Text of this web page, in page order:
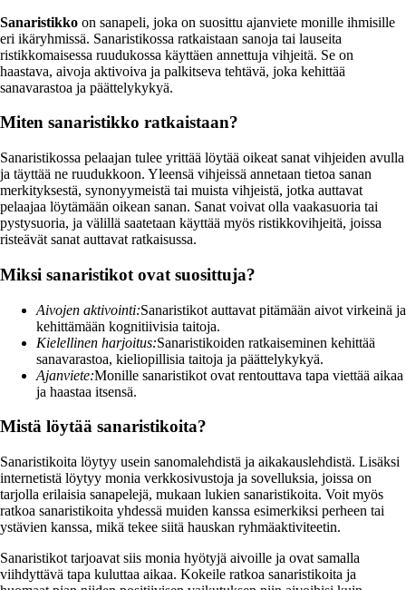
Sanaristikko on sanapeli, joka on suosittu ajanviete monille ihmisille
eri ikäryhmissä. Sanaristikossa ratkaistaan sanoja tai lauseita
ristikkomaisessa ruudukossa käyttäen annettuja vihjeitä. Se on
haastava, aivoja aktivoiva ja palkitseva tehtävä, joka kehittää
sanavarastoa ja päättelykykyä.
Miten sanaristikko ratkaistaan?
Sanaristikossa pelaajan tulee yrittää löytää oikeat sanat vihjeiden avulla
ja täyttää ne ruudukkoon. Yleensä vihjeissä annetaan tietoa sanan
merkityksestä, synonyymeistä tai muista vihjeistä, jotka auttavat
pelaajaa löytämään oikean sanan. Sanat voivat olla vaakasuoria tai
pystysuoria, ja välillä saatetaan käyttää myös ristikkovihjeitä, joissa
risteävät sanat auttavat ratkaisussa.
Miksi sanaristikot ovat suosittuja?
Aivojen aktivointi:Sanaristikot auttavat pitämään aivot virkeinä ja
kehittämään kognitiivisia taitoja.
Kielellinen harjoitus:Sanaristikoiden ratkaiseminen kehittää
sanavarastoa, kieliopillisia taitoja ja päättelykykyä.
Ajanviete:Monille sanaristikot ovat rentouttava tapa viettää aikaa
ja haastaa itsensä.
Mistä löytää sanaristikoita?
Sanaristikoita löytyy usein sanomalehdistä ja aikakauslehdistä. Lisäksi
internetistä löytyy monia verkkosivustoja ja sovelluksia, joissa on
tarjolla erilaisia sanapelejä, mukaan lukien sanaristikoita. Voit myös
ratkoa sanaristikoita yhdessä muiden kanssa esimerkiksi perheen tai
ystävien kanssa, mikä tekee siitä hauskan ryhmäaktiviteetin.
Sanaristikot tarjoavat siis monia hyötyjä aivoille ja ovat samalla
viihdyttävä tapa kuluttaa aikaa. Kokeile ratkoa sanaristikoita ja